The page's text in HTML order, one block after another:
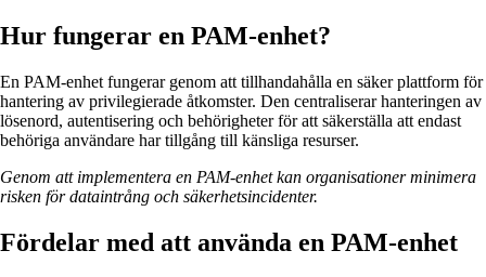
Hur fungerar en PAM-enhet?
En PAM-enhet fungerar genom att tillhandahålla en säker plattform för
hantering av privilegierade åtkomster. Den centraliserar hanteringen av
lösenord, autentisering och behörigheter för att säkerställa att endast
behöriga användare har tillgång till känsliga resurser.
Genom att implementera en PAM-enhet kan organisationer minimera
risken för dataintrång och säkerhetsincidenter.
Fördelar med att använda en PAM-enhet